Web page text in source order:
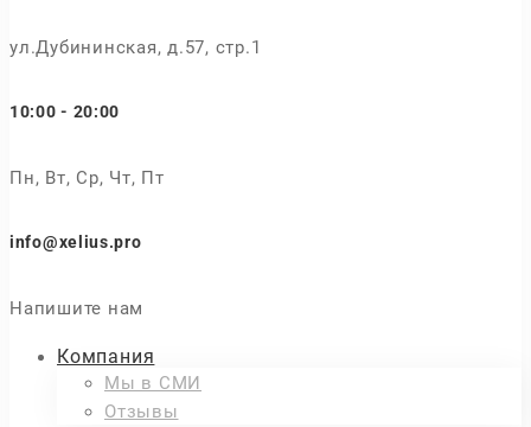
ул.Дубининская, д.57, стр.1
10:00 - 20:00
Пн, Вт, Ср, Чт, Пт
info@xelius.pro
Напишите нам
Компания
Мы в СМИ
Отзывы